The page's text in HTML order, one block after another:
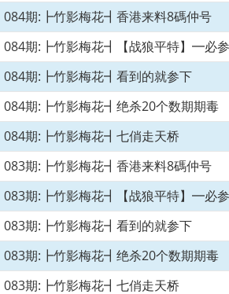
084期:┣竹影梅花┫香港来料8碼仲号
084期:┣竹影梅花┫【战狼平特】━必参
084期:┣竹影梅花┫看到的就参下
084期:┣竹影梅花┫绝杀20个数期期毒
084期:┣竹影梅花┫七俏走天桥
083期:┣竹影梅花┫香港来料8碼仲号
083期:┣竹影梅花┫【战狼平特】━必参
083期:┣竹影梅花┫看到的就参下
083期:┣竹影梅花┫绝杀20个数期期毒
083期:┣竹影梅花┫七俏走天桥